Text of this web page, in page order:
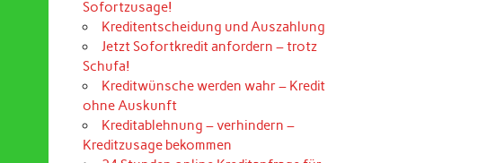
Sofortzusage!
Kreditentscheidung und Auszahlung
Jetzt Sofortkredit anfordern – trotz
Schufa!
Kreditwünsche werden wahr – Kredit
ohne Auskunft
Kreditablehnung – verhindern –
Kreditzusage bekommen